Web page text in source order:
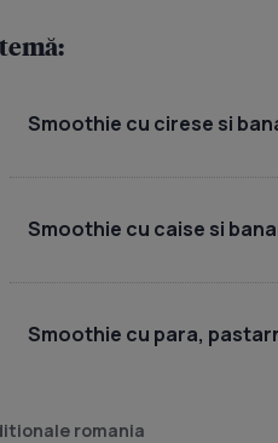
Smoothie cu cirese si
Smoothie cu caise si
Smoothie cu para,
romania